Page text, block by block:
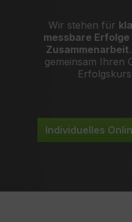
Wir stehen für
messbare
Zusammenarbeit
gemeinsam Ihren
Individuelles